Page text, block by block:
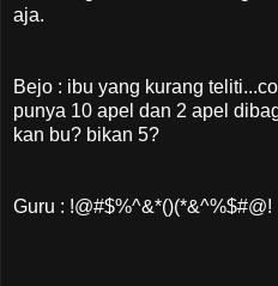
aja.
Bejo : ibu yang kurang
punya 10 apel dan 2 apel
kan bu? bikan 5?
Guru : !@#$%^&*()(*&^%$#@!